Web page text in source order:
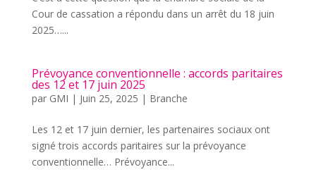
Cour de cassation a répondu dans un arrêt du 18 juin
2025…...
Prévoyance conventionnelle : accords paritaires
des 12 et 17 juin 2025
par GMI | Juin 25, 2025 | Branche
Les 12 et 17 juin dernier, les partenaires sociaux ont
signé trois accords paritaires sur la prévoyance
conventionnelle… Prévoyance...